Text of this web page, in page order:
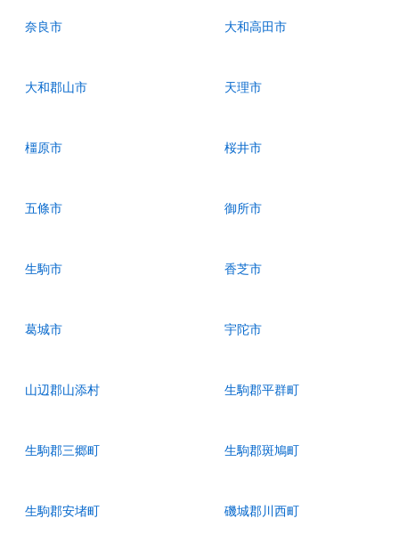
奈良市 大和高田市
大和郡山市 天理市
橿原市 桜井市
五條市 御所市
生駒市 香芝市
葛城市 宇陀市
山辺郡山添村 生駒郡平群町
生駒郡三郷町 生駒郡斑鳩町
生駒郡安堵町 磯城郡川西町